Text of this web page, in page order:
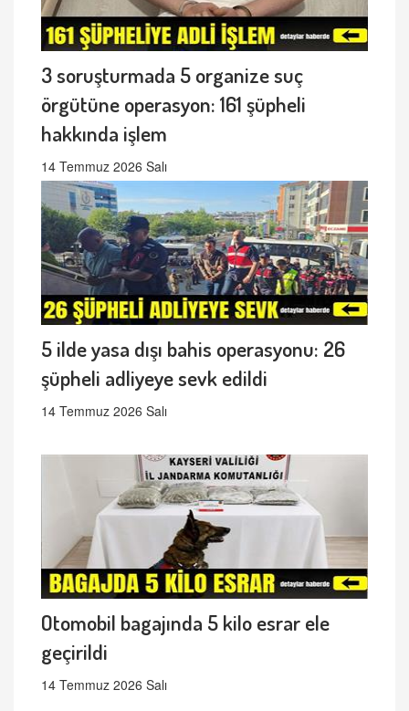
3 soruşturmada 5 organize suç
örgütüne operasyon: 161 şüpheli
hakkında işlem
14 Temmuz 2026 Salı
5 ilde yasa dışı bahis operasyonu: 26
şüpheli adliyeye sevk edildi
14 Temmuz 2026 Salı
Otomobil bagajında 5 kilo esrar ele
geçirildi
14 Temmuz 2026 Salı